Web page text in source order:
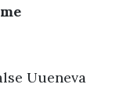
Uueneva